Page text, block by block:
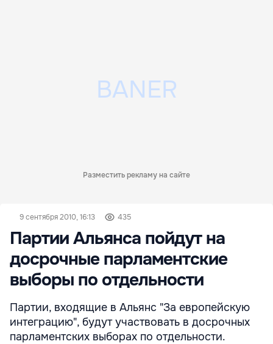
Разместить рекламу на сайте
9 сентября 2010, 16:13 435
Партии Альянса пойдут на
досрочные парламентские
выборы по отдельности
Партии, входящие в Альянс "За европейскую
интеграцию", будут участвовать в досрочных
парламентских выборах по отдельности.